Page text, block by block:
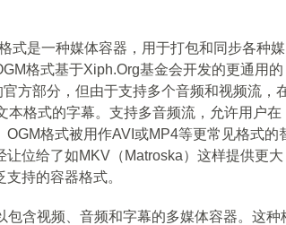
式是一种媒体容器，用于打包和同步各种媒
格式基于Xiph.Org基金会开发的更通用的
方部分，但由于支持多个音频和视频流，
本格式的字幕。支持多音频流，允许用户在
格式被用作AVI或MP4等更常见格式的
位给了如MKV（Matroska）这样提供更大
持的容器格式。
包含视频、音频和字幕的多媒体容器。这种